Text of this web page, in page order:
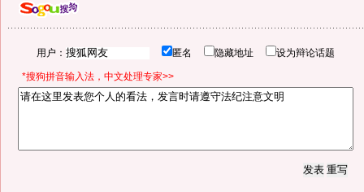
用户： 匿名 隐藏地址 设为辩论话题
*搜狗拼音输入法，中文处理专家>>